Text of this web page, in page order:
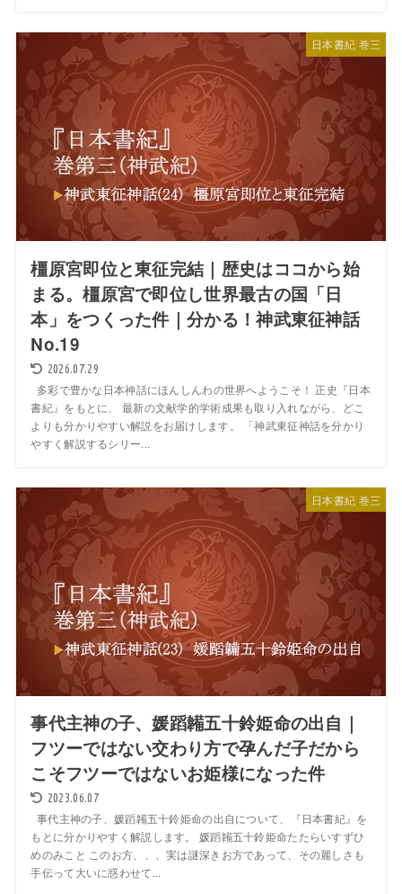
日本書紀 巻三
橿原宮即位と東征完結｜歴史はココから始
まる。橿原宮で即位し世界最古の国「日
本」をつくった件｜分かる！神武東征神話
No.19
2026.07.29
多彩で豊かな日本神話にほんしんわの世界へようこそ！ 正史『日本
書紀』をもとに、 最新の文献学的学術成果も取り入れながら、どこ
よりも分かりやすい解説をお届けします。 「神武東征神話を分かり
やすく解説するシリー...
日本書紀 巻三
事代主神の子、媛蹈韛五十鈴姫命の出自｜
フツーではない交わり方で孕んだ子だから
こそフツーではないお姫様になった件
2023.06.07
事代主神の子、媛蹈韛五十鈴姫命の出自について、『日本書紀』を
もとに分かりやすく解説します。 媛蹈韛五十鈴姫命たたらいすずひ
めのみこと このお方、、、実は謎深きお方であって、その麗しさも
手伝って大いに惑わせて...